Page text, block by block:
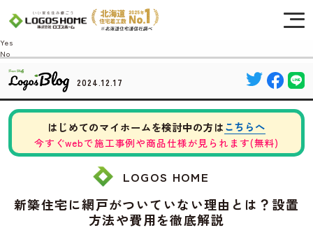
2024.12.17
はじめてのマイホームを検討中の方はこちらへ
今すぐwebで施工事例や商品仕様が見られます(無料)
LOGOS HOME
新築住宅に網戸がついていない理由とは？設置
方法や費用を徹底解説
Cookie を使用して、お客様の活動を追跡してもよろしいですか? 当社ではお客様の
プライバシーを極めて重視しています。詳細について、およびご質問がある場合
は、当社のプライバシーポリシーをご覧ください。
Yes
No